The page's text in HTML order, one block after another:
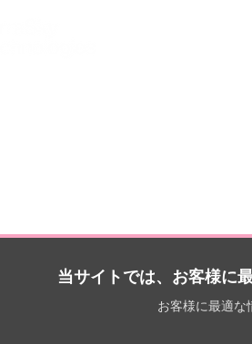
当サイトでは、お客様に
お客様に最適な